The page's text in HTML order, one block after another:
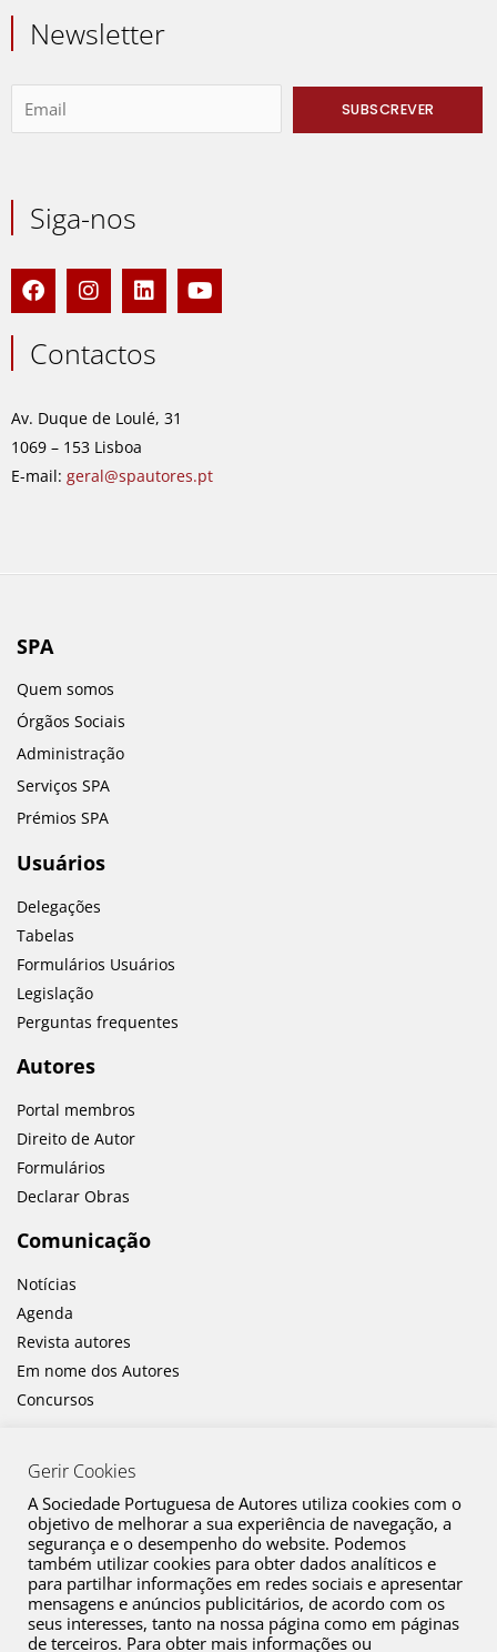
Newsletter
Siga-nos
F
a
c
e
b
o
k
I
n
s
t
a
r
a
m
L
i
n
k
e
i
n
Y
o
u
Contactos
Av. Duque de Loulé, 31
1069 – 153 Lisboa
E-mail: geral@spautores.pt
SPA
Quem somos
Órgãos Sociais
Administração
Serviços SPA
Prémios SPA
Usuários
Delegações
Tabelas
Formulários Usuários
Legislação
Perguntas frequentes
Autores
Portal membros
Direito de Autor
Formulários
Declarar Obras
Comunicação
Notícias
Agenda
Revista autores
Em nome dos Autores
Concursos
Canal de Denúncia
Plano de Prevenção de Riscos de Corrupção e Infrações Conexas
Política de Privacidade
Gerir Cookies
A Sociedade Portuguesa de Autores utiliza cookies com o
objetivo de melhorar a sua experiência de navegação, a
segurança e o desempenho do website. Podemos
também utilizar cookies para obter dados analíticos e
para partilhar informações em redes sociais e apresentar
mensagens e anúncios publicitários, de acordo com os
seus interesses, tanto na nossa página como em páginas
de terceiros. Para obter mais informações ou